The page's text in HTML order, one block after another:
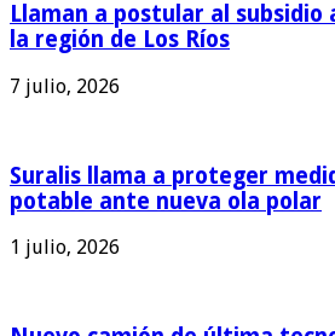
Llaman a postular al subsidio
la región de Los Ríos
7 julio, 2026
Suralis llama a proteger
potable ante nueva ola polar
1 julio, 2026